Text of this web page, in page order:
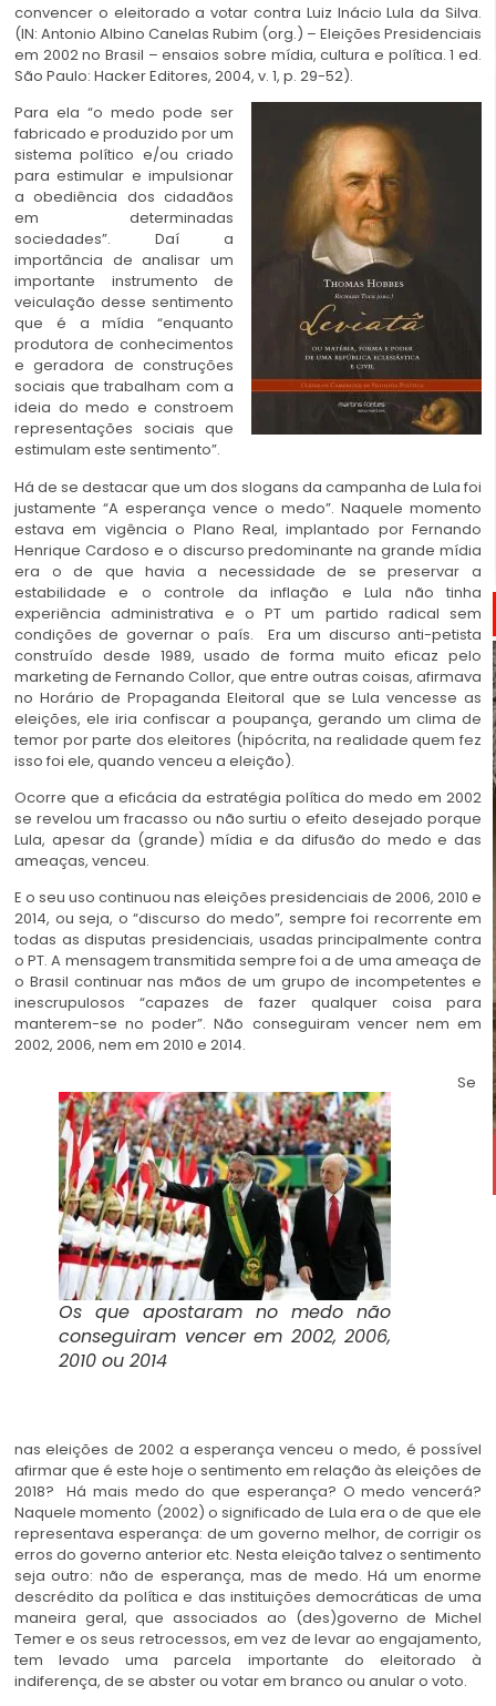
convencer o eleitorado a votar contra Luiz Inácio Lula da Silva.
(IN: Antonio Albino Canelas Rubim (org.) – Eleições Presidenciais
em 2002 no Brasil – ensaios sobre mídia, cultura e política. 1 ed.
São Paulo: Hacker Editores, 2004, v. 1, p. 29-52).
Para ela “o medo pode ser
fabricado e produzido por um
sistema político e/ou criado
para estimular e impulsionar
a obediência dos cidadãos
em determinadas
sociedades”. Daí a
importância de analisar um
importante instrumento de
veiculação desse sentimento
que é a mídia “enquanto
produtora de conhecimentos
e geradora de construções
sociais que trabalham com a
ideia do medo e constroem
representações sociais que
estimulam este sentimento”.
Há de se destacar que um dos slogans da campanha de Lula foi
justamente “A esperança vence o medo”. Naquele momento
estava em vigência o Plano Real, implantado por Fernando
Henrique Cardoso e o discurso predominante na grande mídia
era o de que havia a necessidade de se preservar a
estabilidade e o controle da inflação e Lula não tinha
experiência administrativa e o PT um partido radical sem
condições de governar o país. Era um discurso anti-petista
construído desde 1989, usado de forma muito eficaz pelo
marketing de Fernando Collor, que entre outras coisas, afirmava
no Horário de Propaganda Eleitoral que se Lula vencesse as
eleições, ele iria confiscar a poupança, gerando um clima de
temor por parte dos eleitores (hipócrita, na realidade quem fez
isso foi ele, quando venceu a eleição).
Ocorre que a eficácia da estratégia política do medo em 2002
se revelou um fracasso ou não surtiu o efeito desejado porque
Lula, apesar da (grande) mídia e da difusão do medo e das
ameaças, venceu.
E o seu uso continuou nas eleições presidenciais de 2006, 2010 e
2014, ou seja, o “discurso do medo”, sempre foi recorrente em
todas as disputas presidenciais, usadas principalmente contra
o PT. A mensagem transmitida sempre foi a de uma ameaça de
o Brasil continuar nas mãos de um grupo de incompetentes e
inescrupulosos “capazes de fazer qualquer coisa para
manterem-se no poder”. Não conseguiram vencer nem em
2002, 2006, nem em 2010 e 2014.
Os que apostaram no medo não
conseguiram vencer em 2002, 2006,
2010 ou 2014
Se
nas eleições de 2002 a esperança venceu o medo, é possível
afirmar que é este hoje o sentimento em relação às eleições de
2018? Há mais medo do que esperança? O medo vencerá?
Naquele momento (2002) o significado de Lula era o de que ele
representava esperança: de um governo melhor, de corrigir os
erros do governo anterior etc. Nesta eleição talvez o sentimento
seja outro: não de esperança, mas de medo. Há um enorme
descrédito da política e das instituições democráticas de uma
maneira geral, que associados ao (des)governo de Michel
Temer e os seus retrocessos, em vez de levar ao engajamento,
tem levado uma parcela importante do eleitorado à
indiferença, de se abster ou votar em branco ou anular o voto.